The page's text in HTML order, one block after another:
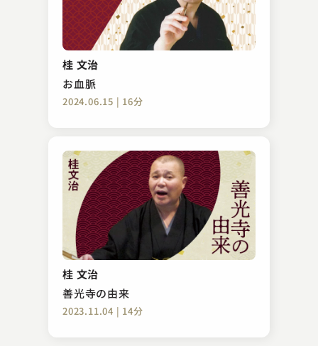
桂 文治
お血脈
2024.06.15 | 16分
桂 文治
善光寺の由来
2023.11.04 | 14分
春風亭 勢朝
お血脈
2023.10.28 | 15分
鈴々舎 馬桜
鰻屋
2023.12.06 | 15分